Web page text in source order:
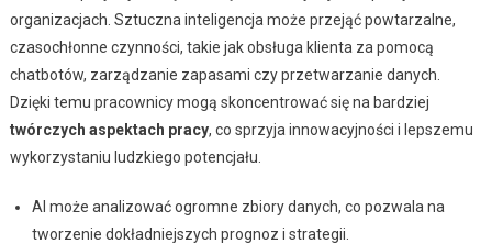
organizacjach. Sztuczna inteligencja może przejąć powtarzalne,
czasochłonne czynności, takie jak obsługa klienta za pomocą
chatbotów, zarządzanie zapasami czy przetwarzanie danych.
Dzięki temu pracownicy mogą skoncentrować się na bardziej
twórczych aspektach pracy, co sprzyja innowacyjności i lepszemu
wykorzystaniu ludzkiego potencjału.
AI może analizować ogromne zbiory danych, co pozwala na
tworzenie dokładniejszych prognoz i strategii.